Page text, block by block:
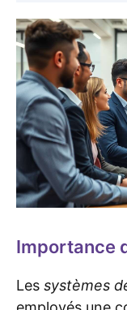
Importance
Les systèmes